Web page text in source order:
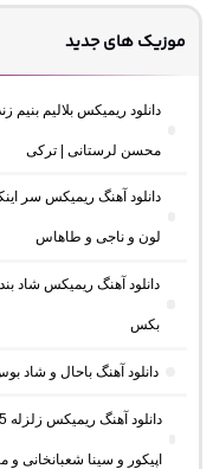
موزیک های جدید
دانلود ریمیکس بلالیم
محسن لرستانی | ترکی
دانلود آهنگ ریمیکس سر
لون و ناجی و طاهاس
دانلود آهنگ ریمیکس شاد
بکس
دانلود آهنگ باحال و شاد
اپیکور و سینا شعبانخانی و